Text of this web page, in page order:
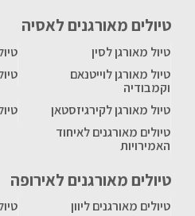
טיולים מאורגנים לאסיה
טיול מאורגן לסין
טיול מאורגן לוייטנאם
וקמבודיה
טיול מאורגן לקירגיזסטאן
טיולים מאורגנים לאיחוד
האמירויות
טיולים מאורגנים לאירופה
טיולים מאורגנים ליוון